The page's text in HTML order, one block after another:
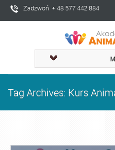
Zadzwoń + 48 577 442 884
Tag Archives: Kurs